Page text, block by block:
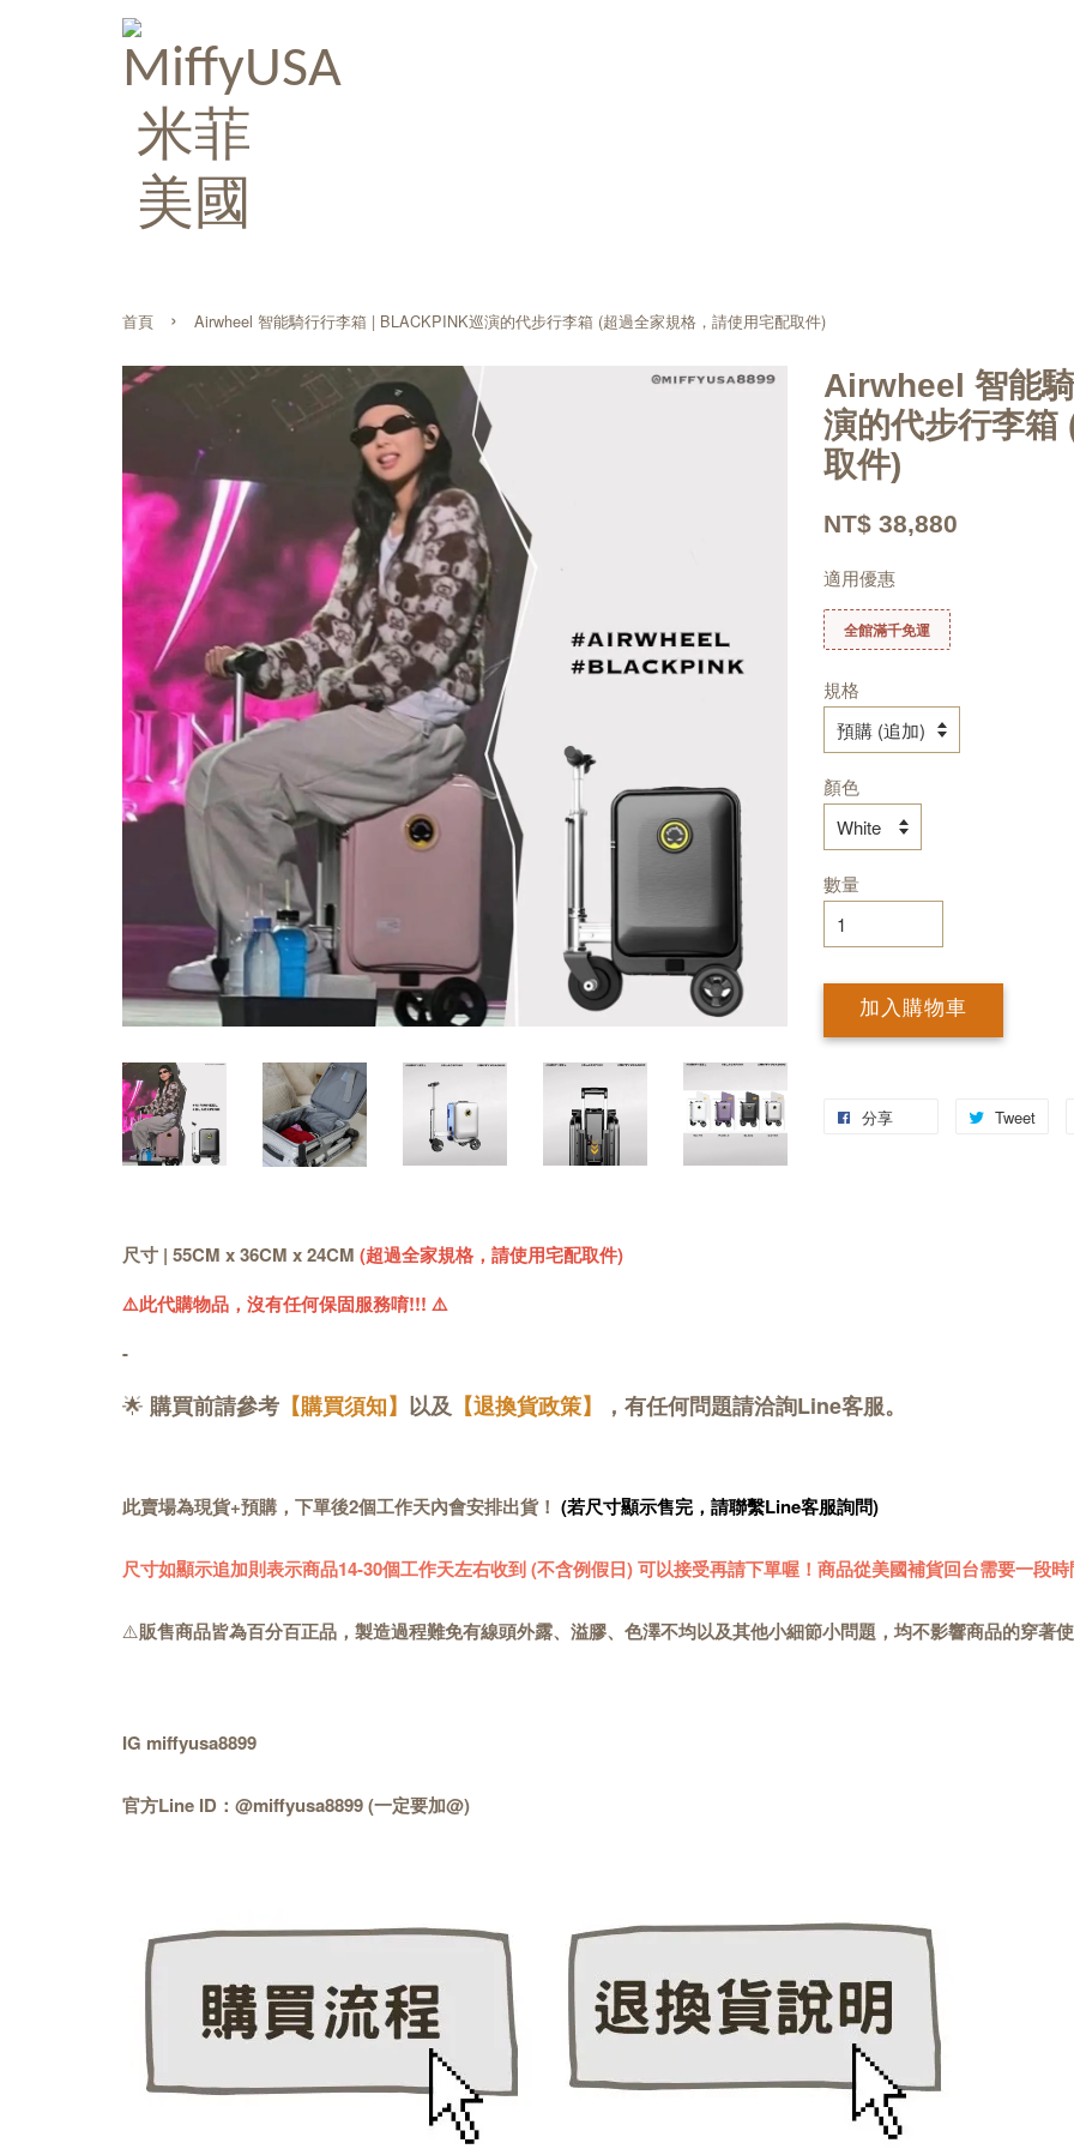
首頁 › Airwheel 智能騎行行李箱 | BLACKPINK巡演的代步行李箱 (超過全家規格，請使用宅配取件)
Airwheel 智能
演的代步行李箱
取件)
NT$ 38,880
適用優惠
全館滿千免運
規格
顏色
數量
加入購物車
分享 Tweet
尺寸 | 55CM x 36CM x 24CM (超過全家規格，請使用宅配取件)
⚠️此代購物品，沒有任何保固服務唷!!! ⚠️
-
🌟 購買前請參考 【購買須知】 以及 【退換貨政策】 ，有任何問題請洽詢Line客服。
此賣場為現貨+預購，下單後2個工作天內會安排出貨！ (若尺寸顯示售完，請聯繫Line客服詢問)
尺寸如顯示追加則表示商品14-30個工作天左右收到 (不含例假日) 可以接受再請下單喔！商品從美國補貨回台需要一段時
⚠️販售商品皆為百分百正品，製造過程難免有線頭外露、溢膠、色澤不均以及其他小細節小問題，均不影響商品的穿著
IG miffyusa8899
官方Line ID：@miffyusa8899 (一定要加@)